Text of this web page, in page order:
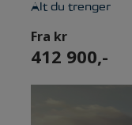
Alt du trenger
Fra kr
412 900,-